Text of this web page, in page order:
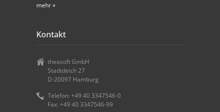
mehr »
Kontakt
theasoft GmbH
Stadtdeich 27
D-20097 Hamburg
Telefon: +49 40 3347546-0
Fax: +49 40 3347546-99